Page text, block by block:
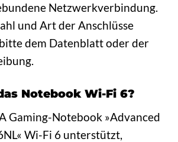
Netzwerkverbindung.
und Art der Anschlüsse
dem Datenblatt oder der
Notebook Wi-Fi 6?
Gaming-Notebook »Advanced
Wi-Fi 6 unterstützt,